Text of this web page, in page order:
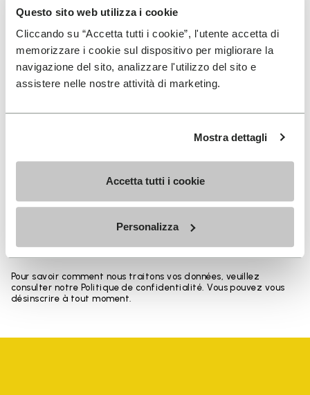
Questo sito web utilizza i cookie
Cliccando su “Accetta tutti i cookie”, l'utente accetta di
memorizzare i cookie sul dispositivo per migliorare la
navigazione del sito, analizzare l'utilizzo del sito e
assistere nelle nostre attività di marketing.
Mostra dettagli
Accetta tutti i cookie
Personalizza
You've seen 5 products out of 5
DERNIÈRES NOUVEAUTÉS
Jai pris connaissance de laPolitique de
recevoir des communications personnalisées
Pour savoir comment nous traitons vos données, veuillez
consulter notre Politique de confidentialité. Vous pouvez vous
désinscrire à tout moment.